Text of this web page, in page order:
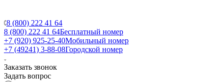
8 (800) 222 41 64
8 (800) 222 41 64Бесплатный номер
+7 (920) 925-25-40Мобильный номер
+7 (49241) 3-88-08Городской номер
Заказать звонок
Задать вопрос